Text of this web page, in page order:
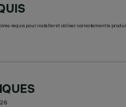
requis pour installer et utiliser correctement le